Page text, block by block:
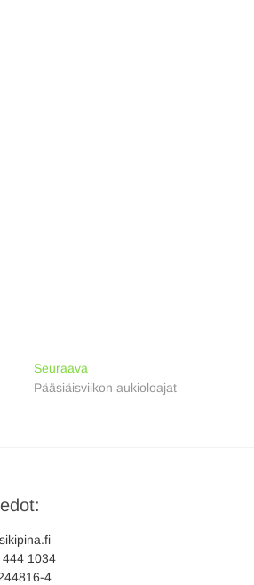
Seuraava
post:
Pääsiäisviikon aukioloajat
1034
4